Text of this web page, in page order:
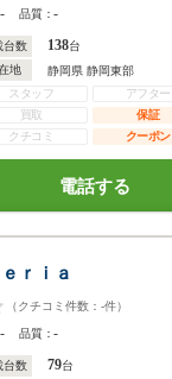
- 品質：-
台数 138台
地
静岡県 静岡東部
スタッフ
アフター
買取
保証
クチコミ
クーポン
電話する
ｒｉａ
（クチコミ件数： -件）
- 品質：-
台数 79台